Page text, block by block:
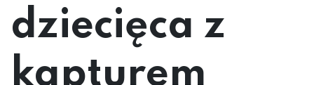
dziecięca z
kapturem